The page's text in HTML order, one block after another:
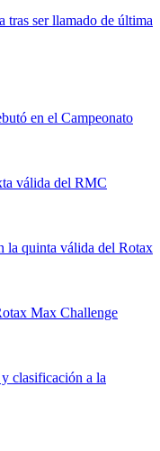
tras ser llamado de última
en el Campeonato
válida del RMC
la quinta válida del Rotax
Max Challenge
clasificación a la